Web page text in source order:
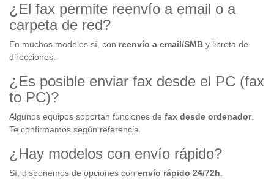
¿El fax permite reenvío a email o a
carpeta de red?
En muchos modelos sí, con reenvío a email/SMB y libreta de
direcciones.
¿Es posible enviar fax desde el PC (fax
to PC)?
Algunos equipos soportan funciones de fax desde ordenador.
Te confirmamos según referencia.
¿Hay modelos con envío rápido?
Sí, disponemos de opciones con envío rápido 24/72h